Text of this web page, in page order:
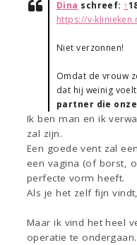
Dina schreef: ↑
https://v-
Niet verzonnen!
Omdat de vrouw
dat hij weinig
partner die
Ik ben man en ik
zal zijn.
Een goede vent zal
een vagina (of borst,
perfecte vorm heeft.
Als je het zelf fijn
Maar ik vind het heel
operatie te ondergaan.